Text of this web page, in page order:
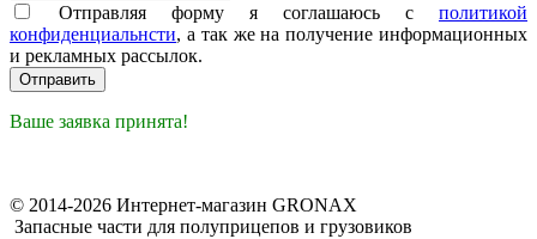
Отправляя форму я соглашаюсь с политикой
конфиденциальнсти, а так же на получение информационных
и рекламных рассылок.
Ваше заявка принята!
© 2014-2026 Интернет-магазин GRONAX
Запасные части для полуприцепов и грузовиков